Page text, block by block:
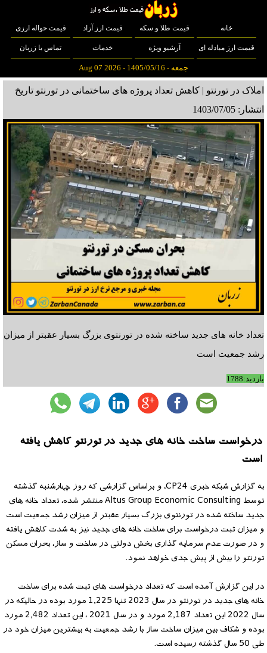
خانه قیمت طلا و سکه قیمت ارز آزاد قیمت حواله ارزی
قیمت ارز مبادله ای آرشیو ویژه خدمات تماس با زربان
جمعه - 1405/05/16 - Aug 07 2026
املاک در تورنتو | کاهش تعداد پروژه های ساختمانی در تورنتو تاریخ
انتشار: 1403/07/05
تعداد خانه های جدید ساخته شده در تورنتوی بزرگ بسیار عقبتر از میزان
رشد جمعیت است
بازدید:1788
درخواست ساخت خانه های جدید در تورنتو کاهش یافته
است
به گزارش شبکه خبری CP24، و براساس گزارشی که روز چهارشنبه گذشته
توسط Altus Group Economic Consulting منتشر شده، تعداد خانه های
جدید ساخته شده در تورنتوی بزرگ بسیار عقبتر از میزان رشد جمعیت است
و میزان ثبت درخواست برای ساخت خانه های جدید نیز به شدت کاهش یافته
و در صورت عدم سرمایه گذاری بخش دولتی در ساخت و ساز، بحران مسکن
تورنتو را بیش از پیش جدی خواهد نمود.
در این گزارش آمده است که تعداد درخواست های ثبت شده برای ساخت
خانه های جدید در تورنتو در سال 2023 تنها 1,225 مورد بوده در حالیکه در
سال 2022 این تعداد 2,187 مورد و در سال 2021 ، این تعداد 2,482 مورد
بوده و شکاف بین میزان ساخت ساز با رشد جمعیت به بیشترین میزان خود در
طی 50 سال گذشته رسیده است.